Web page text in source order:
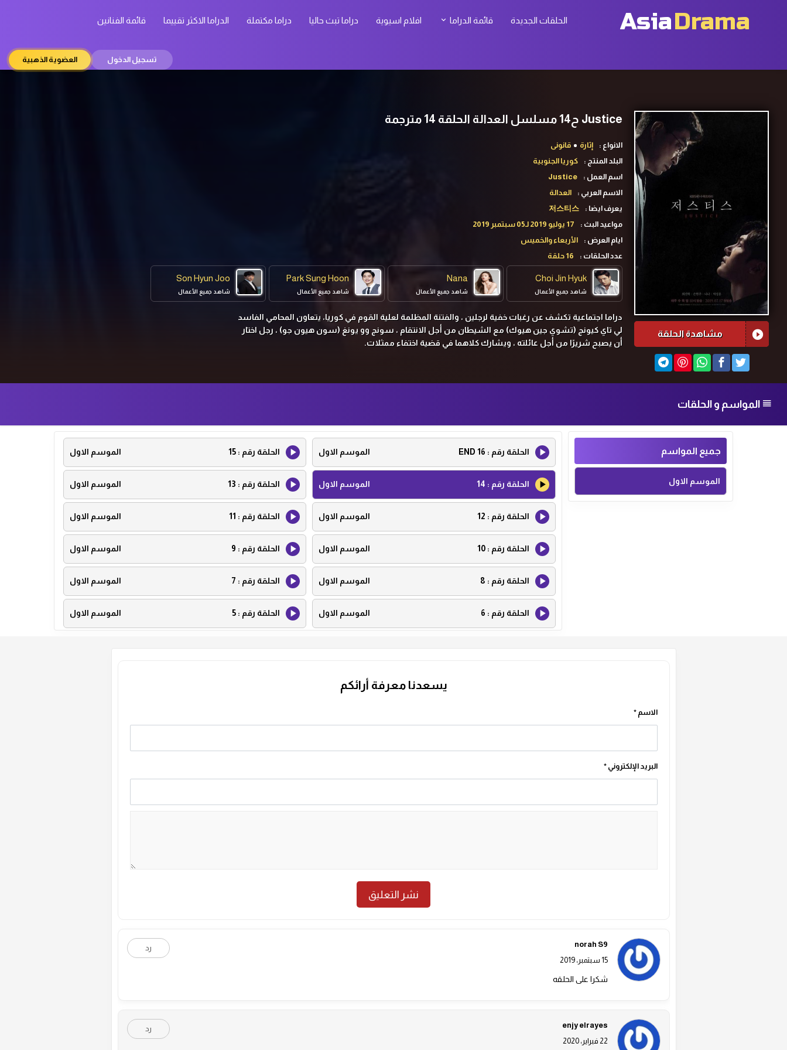
AsiaDrama الحلقات الجديدة قائمة الدراما افلام اسيوية دراما تبث حاليا دراما مكتملة الدراما الاكثر تقييما قائمة الفنانين
تسجيل الدخول العضوية الذهبية
مشاهدة الحلقة
Justice ح14 مسلسل العدالة الحلقة 14 مترجمة
الانواع : إثارة
قانونى
البلد المنتج :
كوريا الجنوبية
اسم العمل :
Justice
الاسم العربي :
العدالة
يعرف ايضا :
저스티스
مواعيد البث :
17 يوليو 2019 لـ05 سبتمبر 2019
ايام العرض :
الأربعاء والخميس
عدد الحلقات :
16 حلقة
Choi Jin Hyuk
شاهد جميع الأعمال
Nana
شاهد جميع الأعمال
Park Sung Hoon
شاهد جميع الأعمال
Son Hyun Joo
شاهد جميع الأعمال
دراما اجتماعية تكشف عن رغبات خفية لرجلين ، والفتنة المظلمة لعلية القوم في كوريا، يتعاون المحامي الفاسد
لي تاي كيونج (تشوي جين هيوك) مع الشيطان من أجل الانتقام ، سونج وو يونغ (سون هيون جو) ، رجل اختار
أن يصبح شريرًا من أجل عائلته ، ويشارك كلاهما في قضية اختفاء ممثلات.
المواسم و الحلقات
جميع المواسم
الموسم الاول
الحلقة رقم : 16 END الموسم الاول الحلقة رقم : 15 الموسم الاول
الحلقة رقم : 14 الموسم الاول الحلقة رقم : 13 الموسم الاول
الحلقة رقم : 12 الموسم الاول الحلقة رقم : 11 الموسم الاول
الحلقة رقم :10 الموسم الاول الحلقة رقم : 9 الموسم الاول
الحلقة رقم : 8 الموسم الاول الحلقة رقم : 7 الموسم الاول
الحلقة رقم : 6 الموسم الاول الحلقة رقم : 5 الموسم الاول
الموسم الاول
يسعدنا معرفة أرائكم
الاسم*
البريد الإلكتروني*
norah S9
رد
15 سبتمبر، 2019
شكرا على الحلقه
enjy elrayes
رد
22 فبراير، 2020